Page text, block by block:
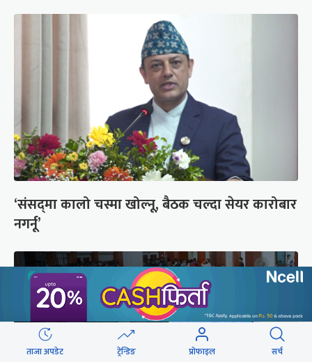
‘संसद्‍मा कालो चस्मा खोल्नू, बैठक चल्दा सेयर कारोबार
नगर्नू’
ताजा अपडेट ट्रेन्डिङ प्रोफाइल सर्च